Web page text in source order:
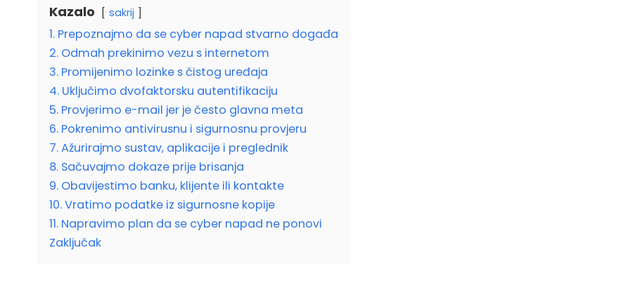
Kazalo sakrij
1. Prepoznajmo da se cyber napad stvarno događa
2. Odmah prekinimo vezu s internetom
3. Promijenimo lozinke s čistog uređaja
4. Uključimo dvofaktorsku autentifikaciju
5. Provjerimo e-mail jer je često glavna meta
6. Pokrenimo antivirusnu i sigurnosnu provjeru
7. Ažurirajmo sustav, aplikacije i preglednik
8. Sačuvajmo dokaze prije brisanja
9. Obavijestimo banku, klijente ili kontakte
10. Vratimo podatke iz sigurnosne kopije
11. Napravimo plan da se cyber napad ne ponovi
Zaključak